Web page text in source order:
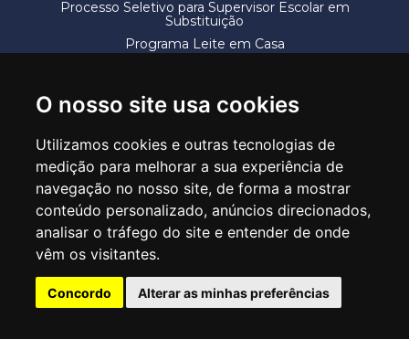
O nosso site usa cookies
Utilizamos cookies e outras tecnologias de
medição para melhorar a sua experiência de
navegação no nosso site, de forma a mostrar
conteúdo personalizado, anúncios direcionados,
analisar o tráfego do site e entender de onde
vêm os visitantes.
Concordo Alterar as minhas preferências
Processo Seletivo para Supervisor Escolar em
Substituição
Programa Leite em Casa
SECRETARIA DE EDUCAÇÃO
Rua Claudino Barbosa, 313 - Macedo - Guarulhos/SP CEP 07113-040
Central de Atendimento: *55 11 2475-7300